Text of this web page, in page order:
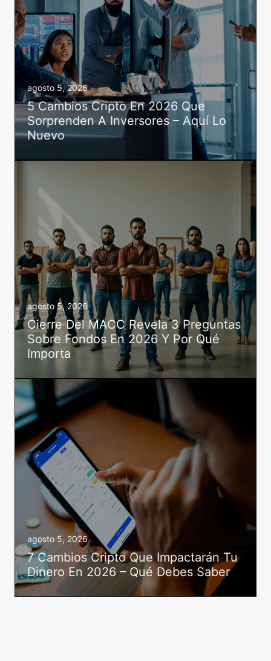
agosto 5, 2026
5 Cambios Cripto En 2026 Que
Sorprenden A Inversores – Aquí Lo
Nuevo
agosto 5, 2026
Cierre Del MACC Revela 3 Preguntas
Sobre Fondos En 2026 Y Por Qué
Importa
agosto 5, 2026
7 Cambios Cripto Que Impactarán Tu
Dinero En 2026 – Qué Debes Saber